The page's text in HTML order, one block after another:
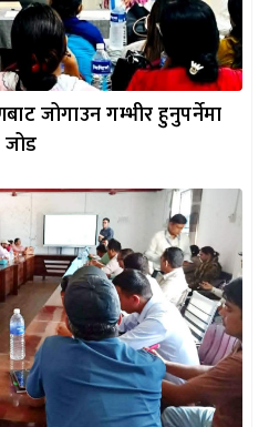
जोगाउन गम्भीर हुनुपर्नेमा
जोड